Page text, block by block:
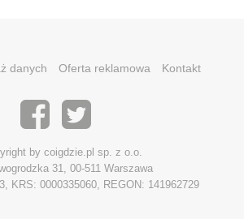
danych Oferta reklamowa Kontakt
by coigdzie.pl sp. z o.o.
31, 00-511 Warszawa
KRS: 0000335060, REGON: 141962729